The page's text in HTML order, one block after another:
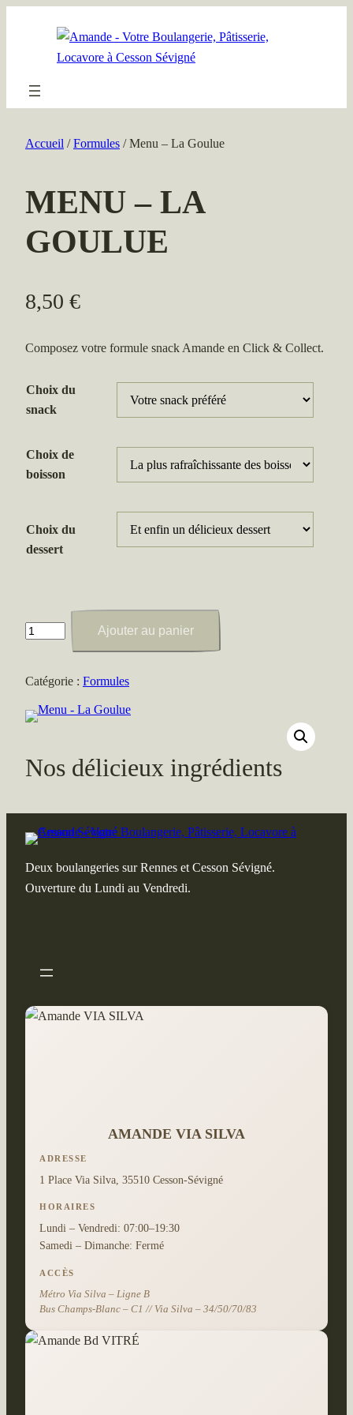
Accueil /Formules / Menu – La Goulue
MENU – LA
GOULUE
8,50 €
Composez votre formule snack Amande en Click & Collect.
Choix du
snack
Choix de
boisson
Choix du
dessert
quantité
–
La
Ajouter au panier
Catégorie : Formules
Nos délicieux ingrédients
Deux boulangeries sur Rennes et Cesson Sévigné.
Ouverture du Lundi au Vendredi.
AMANDE VIA SILVA
ADRESSE
1 Place Via Silva, 35510 Cesson-Sévigné
HORAIRES
Lundi – Vendredi: 07:00–19:30
Samedi – Dimanche: Fermé
ACCÈS
Métro Via Silva – Ligne B
Bus Champs-Blanc – C1 // Via Silva – 34/50/70/83